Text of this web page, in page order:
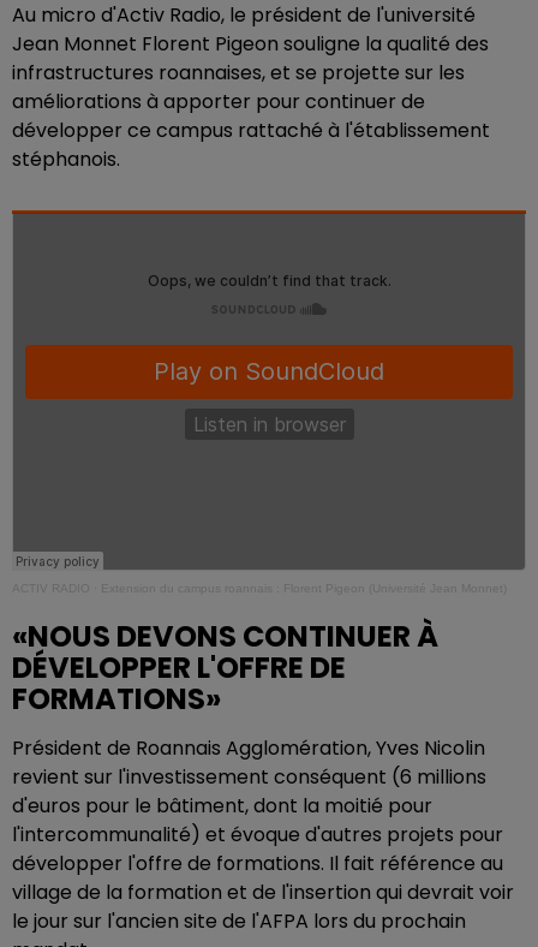
Au micro d'Activ Radio, le président de l'université
Jean Monnet Florent Pigeon souligne la qualité des
infrastructures roannaises, et se projette sur les
améliorations à apporter pour continuer de
développer ce campus rattaché à l'établissement
stéphanois.
ACTIV RADIO Extension du campus roannais : Florent Pigeon (Université Jean Monnet)
«NOUS DEVONS CONTINUER À
DÉVELOPPER L'OFFRE DE
FORMATIONS»
Président de Roannais Agglomération, Yves Nicolin
revient sur l'investissement conséquent (6 millions
d'euros pour le bâtiment, dont la moitié pour
l'intercommunalité) et évoque d'autres projets pour
développer l'offre de formations. Il fait référence au
village de la formation et de l'insertion qui devrait voir
le jour sur l'ancien site de l'AFPA lors du prochain